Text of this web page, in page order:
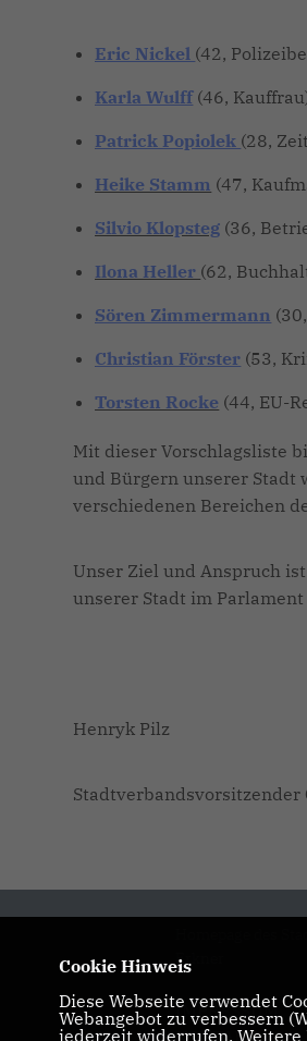
Eric Nickel (42,
Karla Wulff(46,
Patrick Popiolek (28,
Heike Stamm (47,
Silvio Klopsteg (36,
Ilona Heller (62,
Sören Zimmermann
Christian Förster (53,
Torsten Rocke (44, EU-
Mit dieser Vorschlagsliste
und Bürgern unserer Stadt
verschiedenen Bereichen
Unser Ziel und Anspruch
unserer Stadt im
Henryk Pilz
Stadtverbandsvorsitzender
Erkner
IMPRESSUM
KONTAKT
Cookie Hinweis
Diese Webseite verwendet
Webangebot zu verbessern
jederzeit widerrufen.